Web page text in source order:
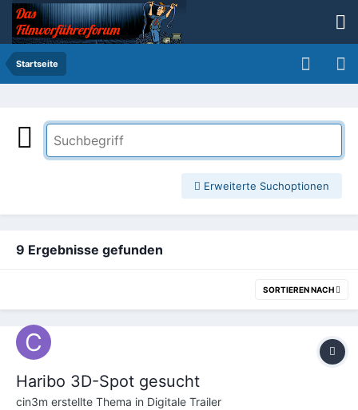
Startseite
Erweiterte Suchoptionen
9 Ergebnisse gefunden
SORTIEREN NACH
Haribo 3D-Spot gesucht
cin3m erstellte Thema in Digitale Trailer